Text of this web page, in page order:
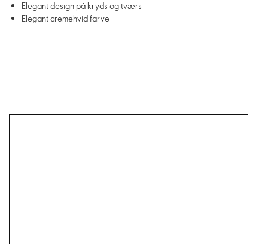
Elegant design på kryds og tværs
Elegant cremehvid farve